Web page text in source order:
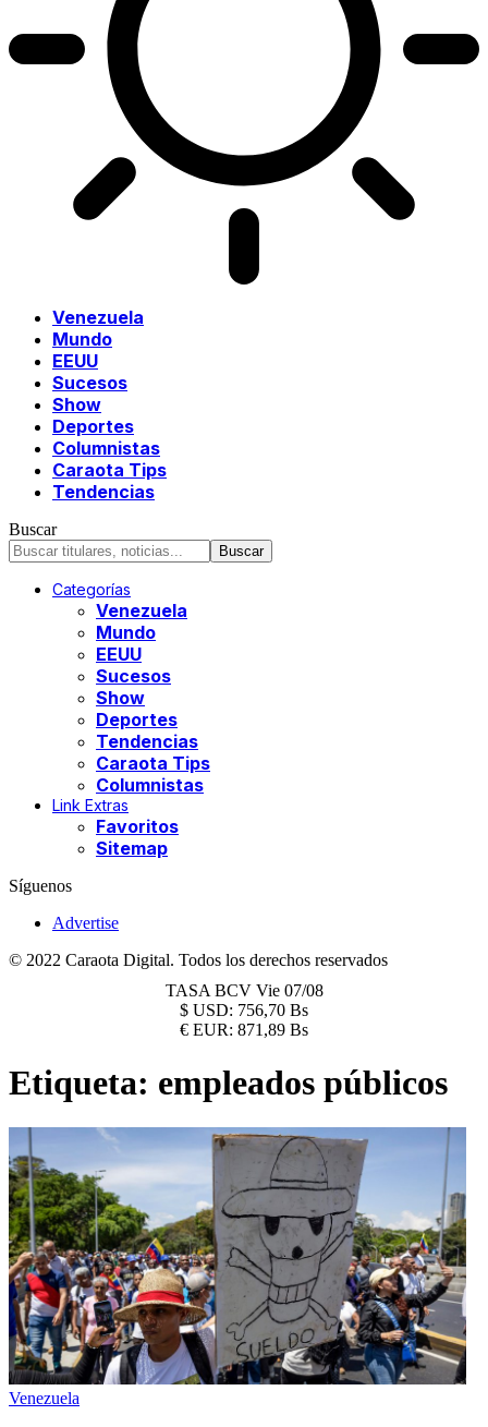
Venezuela
Mundo
EEUU
Sucesos
Show
Deportes
Columnistas
Caraota Tips
Tendencias
Buscar
Categorías
Venezuela
Mundo
EEUU
Sucesos
Show
Deportes
Tendencias
Caraota Tips
Columnistas
Link Extras
Favoritos
Sitemap
Síguenos
Advertise
© 2022 Caraota Digital. Todos los derechos reservados
TASA BCV Vie 07/08
$ USD: 756,70 Bs
€ EUR: 871,89 Bs
Etiqueta: empleados públicos
Venezuela